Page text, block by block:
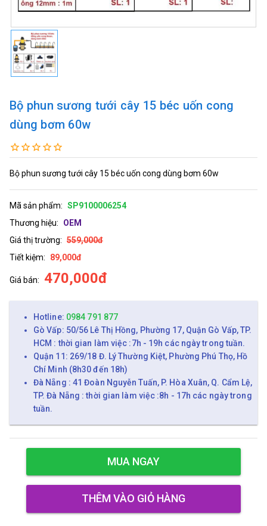
Bộ phun sương tưới cây 15 béc uốn cong
dùng bơm 60w
Bộ phun sương tưới cây 15 béc uốn cong dùng bơm 60w
Mã sản phẩm: SP9100006254
Thương hiệu:
OEM
Giá thị trường: 559,000đ
Tiết kiệm:
89,000đ
Giá bán: 470,000đ
Hotline: 0984 791 877
Gò Vấp: 50/56 Lê Thị Hồng, Phường 17, Quận Gò Vấp, TP.
HCM : thời gian làm việc :7h - 19h các ngày trong tuần.
Quận 11: 269/18 Đ. Lý Thường Kiệt, Phường Phú Thọ, Hồ
Chí Minh (8h30 đến 18h)
Đà Nẵng : 41 Đoàn Nguyễn Tuấn, P. Hòa Xuân, Q. Cẩm Lệ,
TP. Đà Nẵng : thời gian làm việc :8h - 17h các ngày trong
tuần.
MUA NGAY
THÊM VÀO GIỎ HÀNG